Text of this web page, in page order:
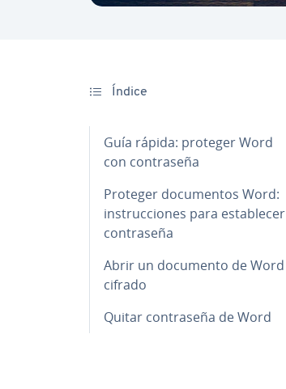
Índice
Guía rápida: proteger Word
con co­n­tra­se­ña
Proteger do­cu­me­n­tos Word:
in­s­tru­c­cio­nes para es­ta­ble­cer
co­n­tra­se­ña
Abrir un documento de Word
cifrado
Quitar co­n­tra­se­ña de Word